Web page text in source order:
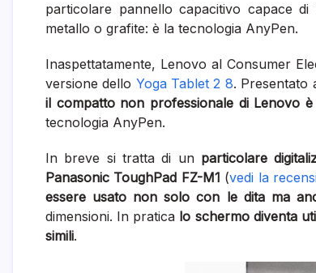
particolare pannello capacitivo capace
metallo o grafite: è la tecnologia AnyPen.
Inaspettatamente, Lenovo al Consumer
versione dello Yoga Tablet 2 8. Presentato
il compatto non professionale di Lenovo
tecnologia AnyPen.
In breve si tratta di un particolare
Panasonic ToughPad FZ-M1 (vedi la
essere usato non solo con le dita ma
dimensioni. In pratica lo schermo diventa
simili.